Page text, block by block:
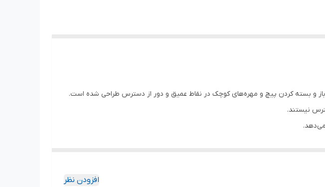
و بسته کردن پیچ و مهره‌های کوچک در نقاط عمیق و دور از دسترس طراحی شده است.
نیستند.
می‌دهد.
افزودن نظر